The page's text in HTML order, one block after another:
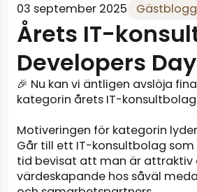
03 september 2025 Gästblogg
Årets IT-
Developers Day
🎉 Nu kan vi äntligen avslöja
kategorin årets IT-
Motiveringen för kategorin
Går till ett IT-konsultbolag som
tid bevisat att man är attraktiv
värdeskapande hos såväl